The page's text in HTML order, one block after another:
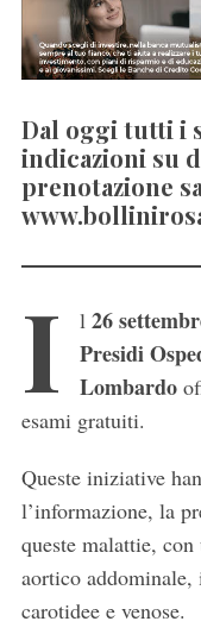
Dal oggi tutti i
indicazioni su
prenotazione
I l 26
Presidi
Lombardo
esami gratuiti.
Queste iniziative
l’informazione, la
queste malattie,
aortico
carotidee e venose.